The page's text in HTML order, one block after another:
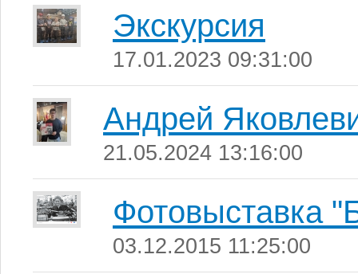
Экскурсия
17.01.2023 09:31:00
Андрей
21.05.2024 13:16:00
Фотовыставка
03.12.2015 11:25:00